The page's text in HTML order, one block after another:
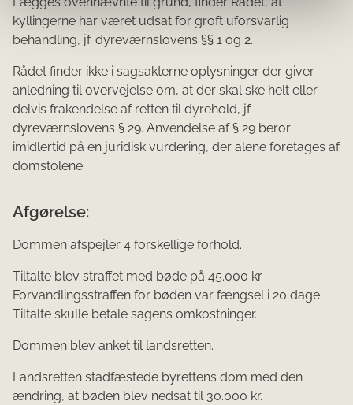
kyllingerne har været udsat for groft uforsvarlig
behandling, jf. dyreværnslovens §§ 1 og 2.
Rådet finder ikke i sagsakterne oplysninger der giver
anledning til overvejelse om, at der skal ske helt eller
delvis frakendelse af retten til dyrehold, jf.
dyreværnslovens § 29. Anvendelse af § 29 beror
imidlertid på en juridisk vurdering, der alene foretages af
domstolene.
Afgørelse:
Dommen afspejler 4 forskellige forhold.
Tiltalte blev straffet med bøde på 45.000 kr.
Forvandlingsstraffen for bøden var fængsel i 20 dage.
Tiltalte skulle betale sagens omkostninger.
Dommen blev anket til landsretten.
Landsretten stadfæstede byrettens dom med den
ændring, at bøden blev nedsat til 30.000 kr.